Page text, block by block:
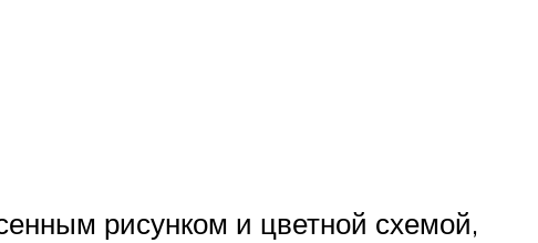
рисунком и цветной схемой,